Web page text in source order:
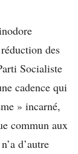
des
Socialiste
cadence qui
» incarné,
commun aux
d’autre